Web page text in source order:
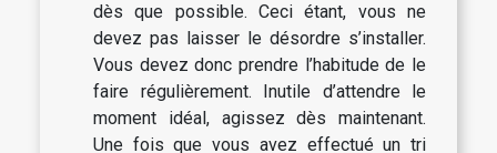
dès que possible. Ceci étant, vous ne
devez pas laisser le désordre s’installer.
Vous devez donc prendre l’habitude de le
faire régulièrement. Inutile d’attendre le
moment idéal, agissez dès maintenant.
Une fois que vous avez effectué un tri